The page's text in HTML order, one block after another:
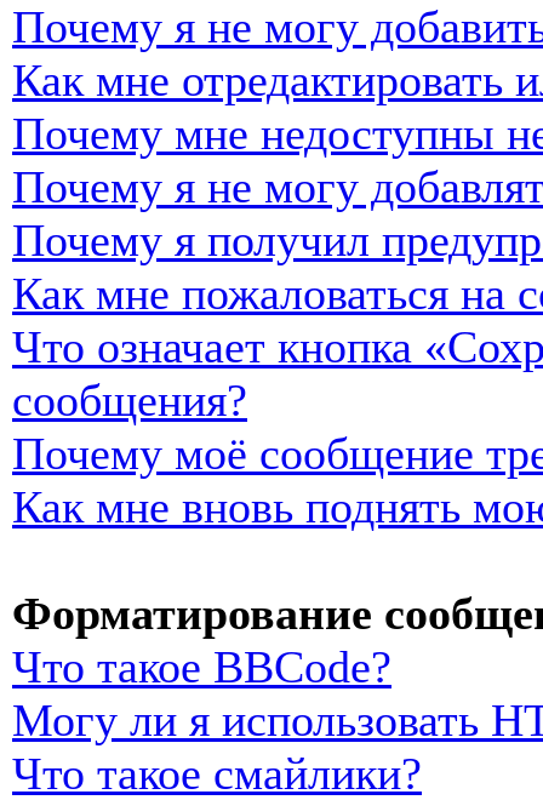
Почему я не могу
Как мне отредактировать
Почему мне недоступны
Почему я не могу
Почему я получил
Как мне пожаловаться на
Что означает кнопка
сообщения?
Почему моё сообщение
Как мне вновь поднять
Форматирование
Что такое BBCode?
Могу ли я использовать
Что такое смайлики?